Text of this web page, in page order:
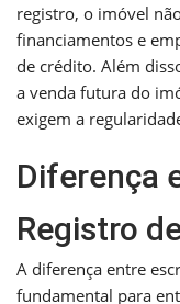
registro, o imóvel
financiamentos e
de crédito. Além
a venda futura do
exigem a
Diferença
Registro
A diferença entre
fundamental para